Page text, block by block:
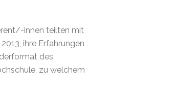
innen teilten mit
ihre Erfahrungen
des
zu welchem